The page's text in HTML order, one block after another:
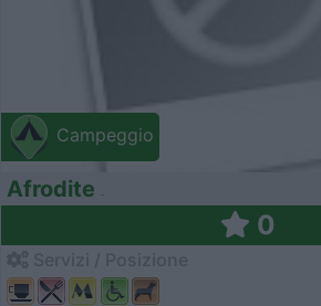
Campeggio
Afrodite
0